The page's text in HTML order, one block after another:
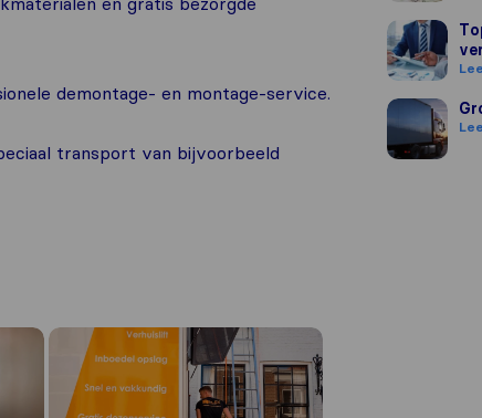
demontage- en montage-service.
transport van bijvoorbeeld
Top 12
Groupage